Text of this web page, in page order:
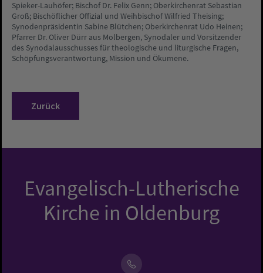
Spieker-Lauhöfer; Bischof Dr. Felix Genn; Oberkirchenrat Sebastian
Groß; Bischöflicher Offizial und Weihbischof Wilfried Theising;
Synodenpräsidentin Sabine Blütchen; Oberkirchenrat Udo Heinen;
Pfarrer Dr. Oliver Dürr aus Molbergen, Synodaler und Vorsitzender
des Synodalausschusses für theologische und liturgische Fragen,
Schöpfungsverantwortung, Mission und Ökumene.
Zurück
Evangelisch-Lutherische
Kirche in Oldenburg